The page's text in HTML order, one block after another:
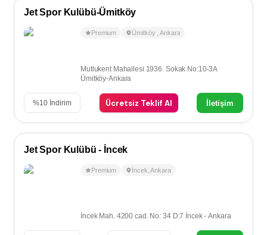
Jet Spor Kulübü-Ümitköy
Premium Ümitköy ,Ankara
Mutlukent Mahallesi 1936. Sokak No:10-3A
Ümitköy-Ankara
%10 İndirim Ücretsiz Teklif Al İletişim
Jet Spor Kulübü - İncek
Premium İncek ,Ankara
İncek Mah. 4200 cad. No: 34 D:7 İncek - Ankara